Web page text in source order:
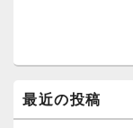
最近の投稿